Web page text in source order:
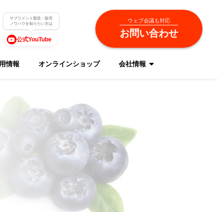
サプリメント製造・販売
ノウハウを知りたい方は
公式YouTube
ウェブ会議も対応
お問い合わせ
情報 オンラインショップ 会社情報